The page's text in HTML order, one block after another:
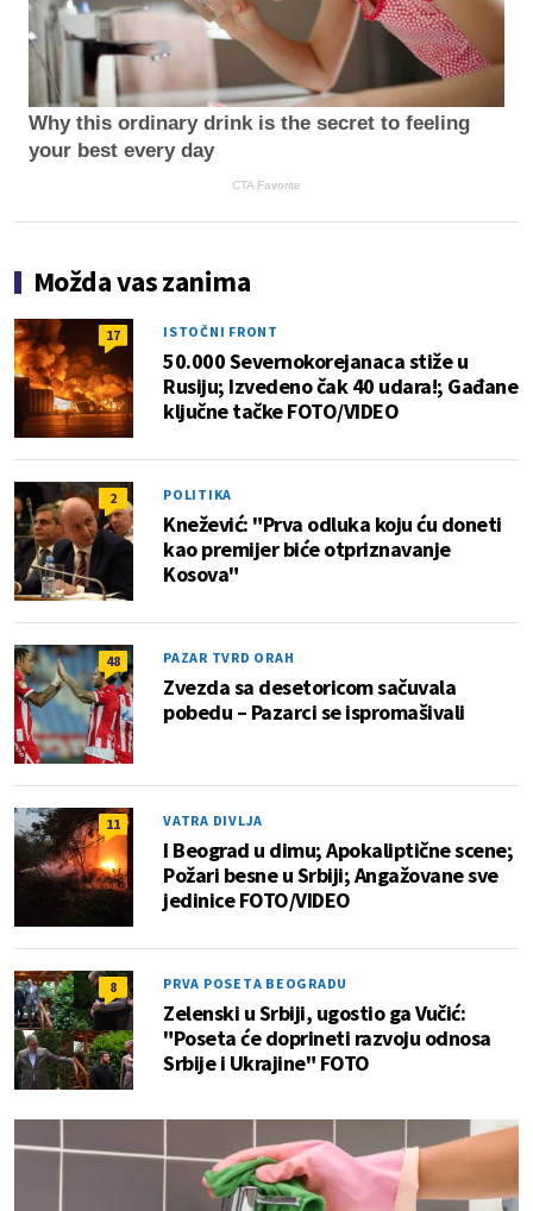
Why this ordinary drink is the secret to feeling
your best every day
CTA Favorite
Možda vas zanima
17 ISTOČNI FRONT
50.000 Severnokorejanaca stiže u
Rusiju; Izvedeno čak 40 udara!; Gađane
ključne tačke FOTO/VIDEO
2 POLITIKA
Knežević: "Prva odluka koju ću doneti
kao premijer biće otpriznavanje
Kosova"
48 PAZAR TVRD ORAH
Zvezda sa desetoricom sačuvala
pobedu – Pazarci se ispromašivali
11 VATRA DIVLJA
I Beograd u dimu; Apokaliptične scene;
Požari besne u Srbiji; Angažovane sve
jedinice FOTO/VIDEO
8 PRVA POSETA BEOGRADU
Zelenski u Srbiji, ugostio ga Vučić:
"Poseta će doprineti razvoju odnosa
Srbije i Ukrajine" FOTO